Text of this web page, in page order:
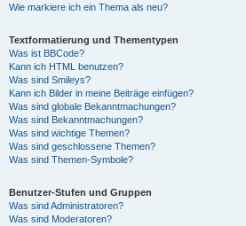
Wie markiere ich ein Thema als neu?
Textformatierung und Thementypen
Was ist BBCode?
Kann ich HTML benutzen?
Was sind Smileys?
Kann ich Bilder in meine Beiträge einfügen?
Was sind globale Bekanntmachungen?
Was sind Bekanntmachungen?
Was sind wichtige Themen?
Was sind geschlossene Themen?
Was sind Themen-Symbole?
Benutzer-Stufen und Gruppen
Was sind Administratoren?
Was sind Moderatoren?